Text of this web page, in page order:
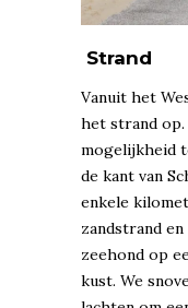
Strand
Vanuit het
het strand op.
mogelijkheid
de kant van
enkele
zandstrand
zeehond op
kust. We